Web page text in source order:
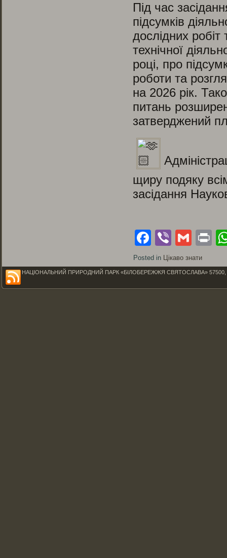
Під час
підсумків
дослідних
технічної
році, про
роботи та
на 2026 рік.
питань
затверджений
щиру подяку
засідання
Facebook
Viber
Posted in Цікаво знати
НАЦІОНАЛЬНИЙ ПРИРОДНИЙ ПАРК «БІЛОБЕРЕЖЖЯ СВЯТОСЛАВА» 57500,